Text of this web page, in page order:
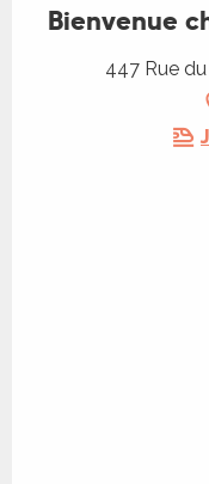
Bienvenue
447 Rue